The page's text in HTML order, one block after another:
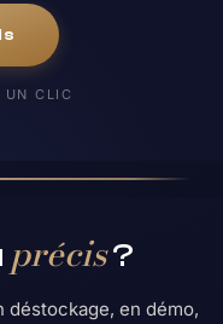
UN CLIC
précis?
déstockage, en démo,